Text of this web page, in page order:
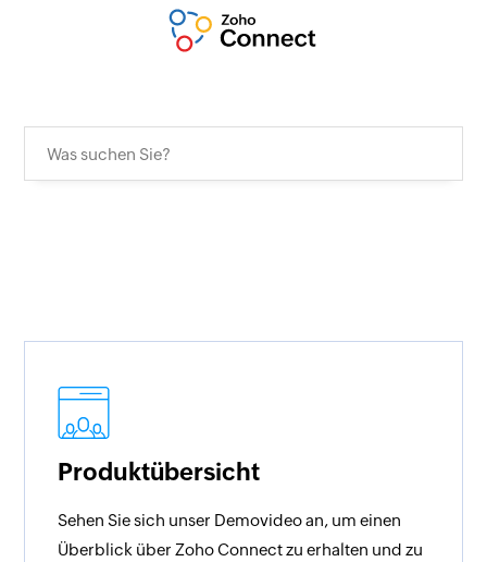
Produktübersicht
Sehen Sie sich unser Demovideo an, um einen
Überblick über Zoho Connect zu erhalten und zu